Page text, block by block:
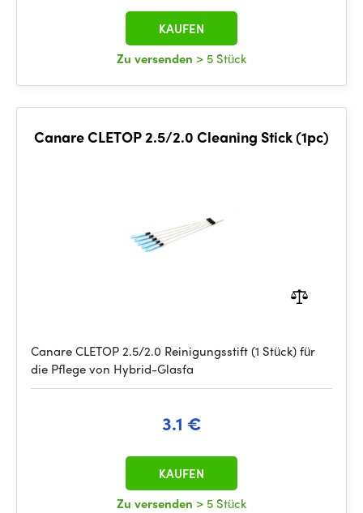
Zu versenden > 5 Stück
KAUFEN
Canare CLETOP 2.5/2.0 Cleaning Stick (1pc)
Canare CLETOP 2.5/2.0 Reinigungsstift (1 Stück) für
die Pflege von Hybrid-Glasfa
3.1 €
Zu versenden > 5 Stück
KAUFEN